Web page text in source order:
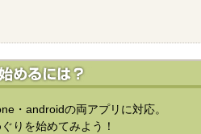
・androidの両アプリに対応。
りを始めてみよう！